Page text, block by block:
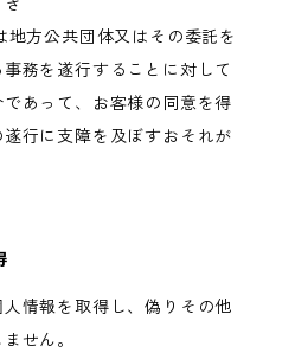
地方公共団体又はその委託を
務を遂行することに対して
あって、お客様の同意を得
行に支障を及ぼすおそれが
情報を取得し、偽りその他
せん。